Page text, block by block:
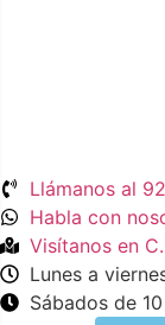
Llámanos al
Habla con
Visítanos en
Lunes a
Sábados de